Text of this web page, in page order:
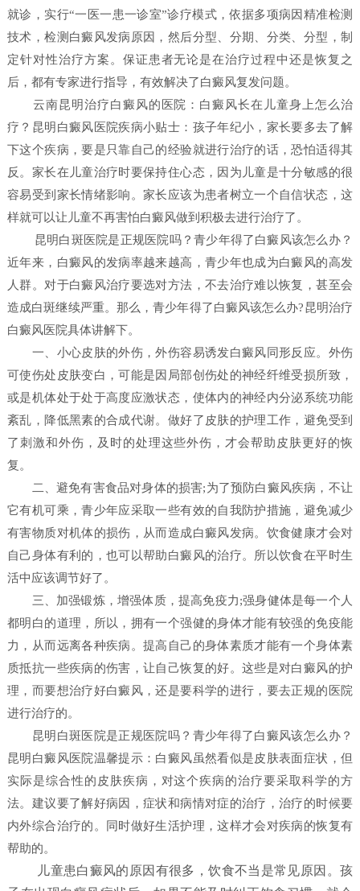
就诊，实行“一医一患一诊室”诊疗模式，依据多项病因精准检测
技术，检测白癜风发病原因，然后分型、分期、分类、分型，制
定针对性治疗方案。保证患者无论是在治疗过程中还是恢复之
后，都有专家进行指导，有效解决了白癜风复发问题。
云南昆明治疗白癜风的医院：白癜风长在儿童身上怎么治
疗？昆明白癜风医院疾病小贴士：孩子年纪小，家长要多去了解
下这个疾病，要是只靠自己的经验就进行治疗的话，恐怕适得其
反。家长在儿童治疗时要保持住心态，因为儿童是十分敏感的很
容易受到家长情绪影响。家长应该为患者树立一个自信状态，这
样就可以让儿童不再害怕白癜风做到积极去进行治疗了。
昆明白斑医院是正规医院吗？青少年得了白癜风该怎么办？
近年来，白癜风的发病率越来越高，青少年也成为白癜风的高发
人群。对于白癜风治疗要选对方法，不去治疗难以恢复，甚至会
造成白斑继续严重。那么，青少年得了白癜风该怎么办?昆明治疗
白癜风医院具体讲解下。
一、小心皮肤的外伤，外伤容易诱发白癜风同形反应。外伤
可使伤处皮肤变白，可能是因局部创伤处的神经纤维受损所致，
或是机体处于处于高度应激状态，使体内的神经内分泌系统功能
紊乱，降低黑素的合成代谢。做好了皮肤的护理工作，避免受到
了刺激和外伤，及时的处理这些外伤，才会帮助皮肤更好的恢
复。
二、避免有害食品对身体的损害;为了预防白癜风疾病，不让
它有机可乘，青少年应采取一些有效的自我防护措施，避免减少
有害物质对机体的损伤，从而造成白癜风发病。饮食健康才会对
自己身体有利的，也可以帮助白癜风的治疗。所以饮食在平时生
活中应该调节好了。
三、加强锻炼，增强体质，提高免疫力;强身健体是每一个人
都明白的道理，所以，拥有一个强健的身体才能有较强的免疫能
力，从而远离各种疾病。提高自己的身体素质才能有一个身体素
质抵抗一些疾病的伤害，让自己恢复的好。这些是对白癜风的护
理，而要想治疗好白癜风，还是要科学的进行，要去正规的医院
进行治疗的。
昆明白斑医院是正规医院吗？青少年得了白癜风该怎么办？
昆明白癜风医院温馨提示：白癜风虽然看似是皮肤表面症状，但
实际是综合性的皮肤疾病，对这个疾病的治疗要采取科学的方
法。建议要了解好病因，症状和病情对症的治疗，治疗的时候要
内外综合治疗的。同时做好生活护理，这样才会对疾病的恢复有
帮助的。
儿童患白癜风的原因有很多，饮食不当是常见原因。孩